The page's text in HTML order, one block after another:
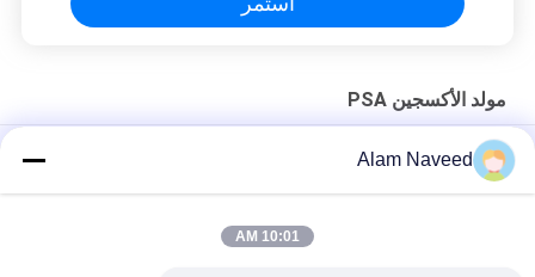
مولد الأكسجين PSA
نظام مولد الأوكسجين PSA الصناعي والمستشفى CE / ISO / معتمد
مولد الأكسجين الموفر للطاقة لوحدة PSA ذات البرجين التوأمين في
Alam Naveed
10:01 AM